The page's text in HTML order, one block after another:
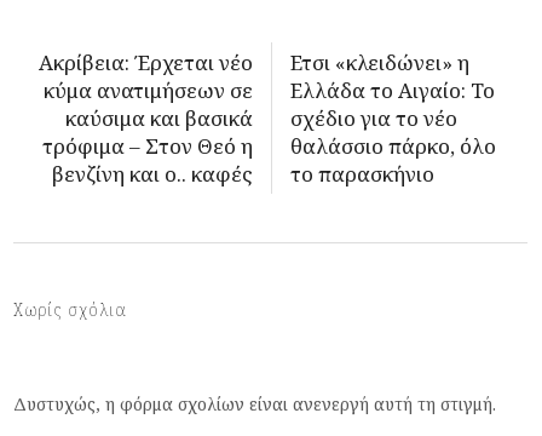
Ακρίβεια: Έρχεται νέο
κύμα ανατιμήσεων σε
καύσιμα και βασικά
τρόφιμα – Στον Θεό η
βενζίνη και ο.. καφές
Ετσι «κλειδώνει» η
Ελλάδα το Αιγαίο: Το
σχέδιο για το νέο
θαλάσσιο πάρκο, όλο
το παρασκήνιο
Χωρίς σχόλια
Δυστυχώς, η φόρμα σχολίων είναι ανενεργή αυτή τη στιγμή.